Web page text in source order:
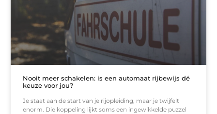
Nooit meer schakelen: is een automaat rijbewijs dé
keuze voor jou?
Je staat aan de start van je rijopleiding, maar je twijfelt
enorm. Die koppeling lijkt soms een ingewikkelde puzzel